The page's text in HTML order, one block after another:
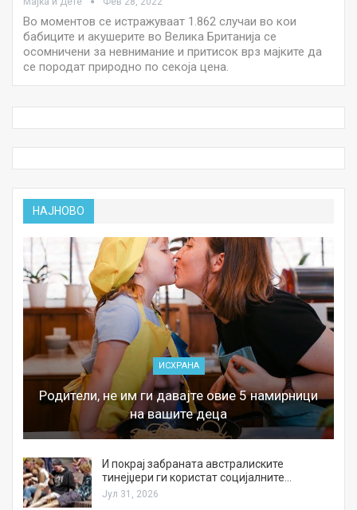
Во моментов се истражуваат 1.862 случаи во кои
бабиците и акушерите во Велика Британија се
осомничени за невнимание и притисок врз мајките да
се породат природно по секоја цена.
НАЈНОВО
ИСХРАНА
Родители, не им ги давајте овие 5 намирници
на вашите деца
И покрај забраната австралиските
тинејџери ги користат социјалните…
Јул 31, 2026